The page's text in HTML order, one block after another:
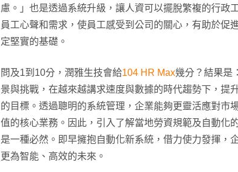
慮。」也是透過系統升級，讓人資可以擺脫繁複的行政
員工心聲和需求，使員工感受到公司的關心，有助於促
定堅實的基礎。
問及1到10分，潤雅生技會給104 HR Max幾分？結果是
景與挑戰，在越來越講求速度與數據的時代趨勢下，提
的目標。透過聰明的系統管理，企業能夠更靈活應對市
值的核心業務。因此，引入了解當地勞資規範及自動化
是一種必然。即早擁抱自動化新系統，借力使力發揮，
更為智能、高效的未來。